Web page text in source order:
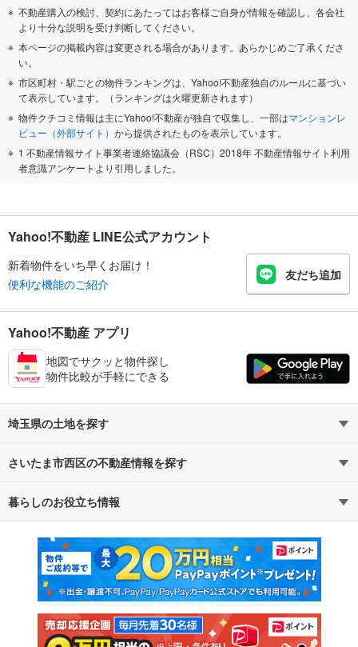
不動産購入の検討、契約にあたってはお客様ご自身が情報を確認し、各会社
より十分な説明を受け判断してください。
本ページの掲載内容は変更される場合があります。あらかじめご了承くださ
い。
市区町村・駅ごとの物件ランキングは、Yahoo!不動産独自のルールに基づい
て表示しています。（ランキングは火曜更新されます）
物件クチコミ情報は主にYahoo!不動産が独自で収集し、一部はマンションレ
ビュー（外部サイト） から提供されたものを表示しています。
1 不動産情報サイト事業者連絡協議会（RSC）2018年 不動産情報サイト利用
者意識アンケートより引用しました。
Yahoo!不動産 LINE公式アカウント
新着物件をいち早くお届け！
便利な機能のご紹介
友だち追加
Yahoo!不動産 アプリ
地図でサクッと物件探し
物件比較が手軽にできる
埼玉県の土地を探す
路線・駅から探す
通勤・通学時間から探す
さいたま市西区の不動産情報を探す
不動産・住宅
新築マンション 中古マンション
新築一戸建て 中古一戸建て
注文住宅 土地
暮らしのお役立ち情報
マンションカタログ 教えて！住まいの先生